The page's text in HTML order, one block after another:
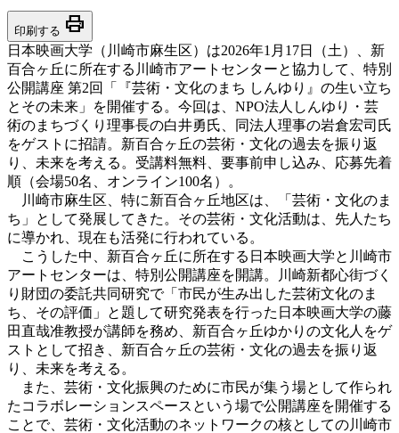
印刷する print
日本映画大学（川崎市麻生区）は2026年1月17日（土）、新
百合ヶ丘に所在する川崎市アートセンターと協力して、特別
公開講座 第2回「『芸術・文化のまち しんゆり』の生い立ち
とその未来」を開催する。今回は、NPO法人しんゆり・芸
術のまちづくり理事長の白井勇氏、同法人理事の岩倉宏司氏
をゲストに招請。新百合ヶ丘の芸術・文化の過去を振り返
り、未来を考える。受講料無料、要事前申し込み、応募先着
順（会場50名、オンライン100名）。
川崎市麻生区、特に新百合ヶ丘地区は、「芸術・文化のま
ち」として発展してきた。その芸術・文化活動は、先人たち
に導かれ、現在も活発に行われている。
こうした中、新百合ヶ丘に所在する日本映画大学と川崎市
アートセンターは、特別公開講座を開講。川崎新都心街づく
り財団の委託共同研究で「市民が生み出した芸術文化のま
ち、その評価」と題して研究発表を行った日本映画大学の藤
田直哉准教授が講師を務め、新百合ヶ丘ゆかりの文化人をゲ
ストとして招き、新百合ヶ丘の芸術・文化の過去を振り返
り、未来を考える。
また、芸術・文化振興のために市民が集う場として作られ
たコラボレーションスペースという場で公開講座を開催する
ことで、芸術・文化活動のネットワークの核としての川崎市